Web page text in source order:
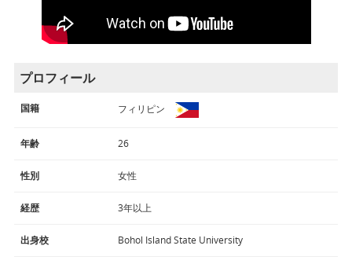
プロフィール
国籍 フィリピン
年齢 26
性別 女性
経歴 3年以上
出身校 Bohol Island State University